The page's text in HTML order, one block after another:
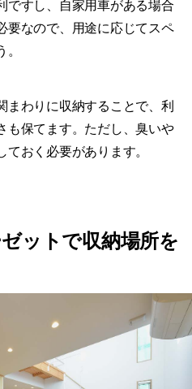
ですし、自家用車がある場合
要なので、用途に応じてスペ
まわりに収納することで、利
も保てます。ただし、臭いや
おく必要があります。
ットで収納場所を